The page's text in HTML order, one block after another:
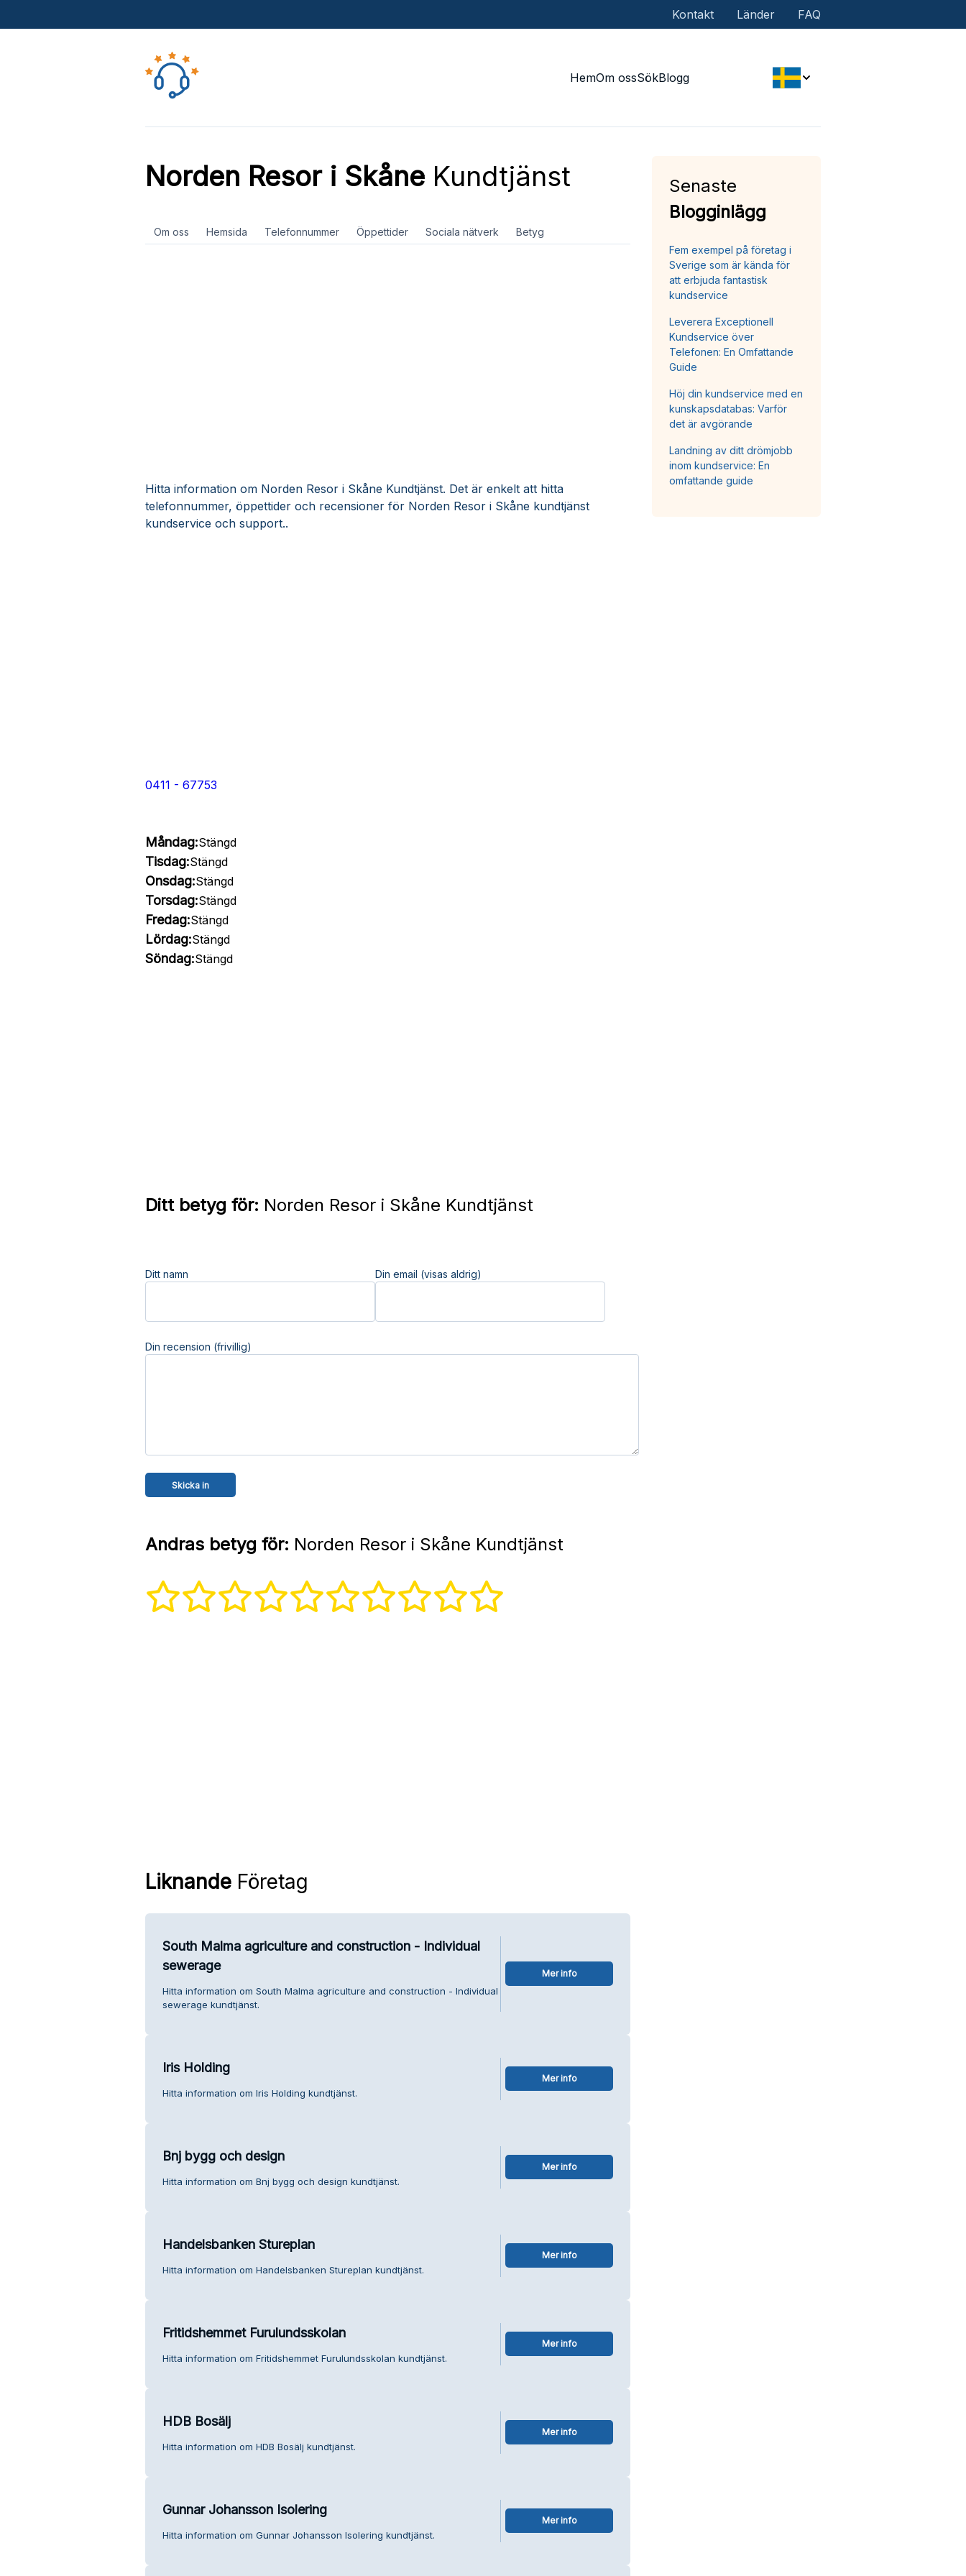
Kontakt Länder FAQ
HemOm ossSökBlogg
Norden Resor i SkåneKundtjänst
Om oss Hemsida Telefonnummer Öppettider Sociala nätverk Betyg
Hitta information om Norden Resor i Skåne Kundtjänst. Det är enkelt att hitta
telefonnummer, öppettider och recensioner för Norden Resor i Skåne kundtjänst
kundservice och support..
0411 - 67753
Måndag:Stängd
Tisdag:Stängd
Onsdag:Stängd
Torsdag:Stängd
Fredag:Stängd
Lördag:Stängd
Söndag:Stängd
Ditt betyg för: Norden Resor i Skåne Kundtjänst
Ditt namn Din email (visas aldrig)
Din recension (frivillig)
Andras betyg för: Norden Resor i Skåne Kundtjänst
LiknandeFöretag
South Malma agriculture and construction - Individual
sewerage
Hitta information om South Malma agriculture and construction - Individual
sewerage kundtjänst.
Mer info
Iris Holding
Hitta information om Iris Holding kundtjänst.
Mer info
Bnj bygg och design
Hitta information om Bnj bygg och design kundtjänst.
Mer info
Handelsbanken Stureplan
Hitta information om Handelsbanken Stureplan kundtjänst.
Mer info
Fritidshemmet Furulundsskolan
Hitta information om Fritidshemmet Furulundsskolan kundtjänst.
Mer info
HDB Bosälj
Hitta information om HDB Bosälj kundtjänst.
Mer info
Gunnar Johansson Isolering
Hitta information om Gunnar Johansson Isolering kundtjänst.
Mer info
Senaste
Blogginlägg
Fem exempel på företag i
Sverige som är kända för
att erbjuda fantastisk
kundservice
Leverera Exceptionell
Kundservice över
Telefonen: En Omfattande
Guide
Höj din kundservice med en
kunskapsdatabas: Varför
det är avgörande
Landning av ditt drömjobb
inom kundservice: En
omfattande guide